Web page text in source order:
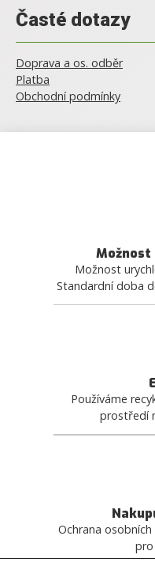
Časté dotazy
Doprava a os. odběr
Platba
Obchodní podmínky
Možnost
Možnost
Standardní doba
Používáme
prostředí
Ochrana
pro